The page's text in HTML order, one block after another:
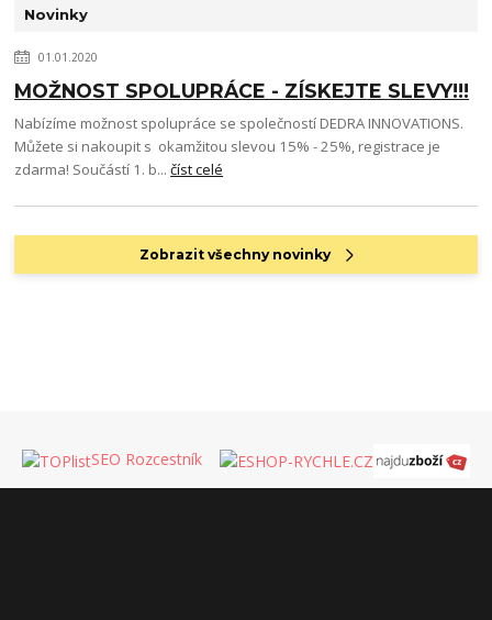
Novinky
01.01.2020
MOŽNOST SPOLUPRÁCE - ZÍSKEJTE SLEVY!!!
Nabízíme možnost spolupráce se společností DEDRA INNOVATIONS.
Můžete si nakoupit s okamžitou slevou 15% - 25%, registrace je
zdarma! Součástí 1. b...číst celé
Zobrazit všechny novinky
SEO Rozcestník